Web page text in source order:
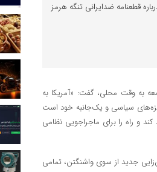
قطعنامه ضدایرانی تنگه هرمز
به وقت محلی، گفت: «آمریکا به
سیاسی و یک‌جانبه خود است
و راه را برای ماجراجویی نظامی
جدید از سوی واشنگتن، تمامی